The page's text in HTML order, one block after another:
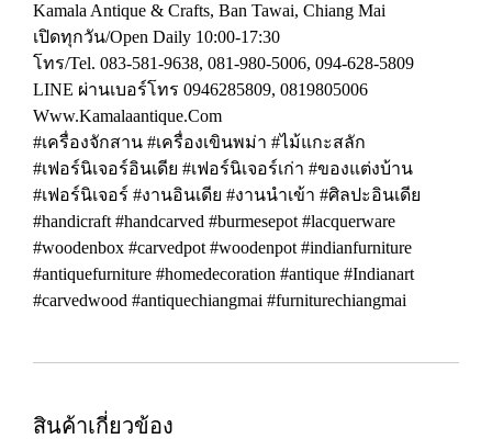
Kamala Antique & Crafts, Ban Tawai, Chiang Mai
เปิดทุกวัน/Open Daily 10:00-17:30
โทร/Tel. 083-581-9638, 081-980-5006, 094-628-5809
LINE ผ่านเบอร์โทร 0946285809, 0819805006
Www.Kamalaantique.Com
#เครื่องจักสาน #เครื่องเขินพม่า #ไม้แกะสลัก
#เฟอร์นิเจอร์อินเดีย #เฟอร์นิเจอร์เก่า #ของแต่งบ้าน
#เฟอร์นิเจอร์ #งานอินเดีย #งานนำเข้า #ศิลปะอินเดีย
#handicraft #handcarved #burmesepot #lacquerware
#woodenbox #carvedpot #woodenpot #indianfurniture
#antiquefurniture #homedecoration #antique #Indianart
#carvedwood #antiquechiangmai #furniturechiangmai
สินค้าเกี่ยวข้อง